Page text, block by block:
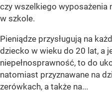
czy wszelkiego wyposażenia
w szkole.
Pieniądze przysługują na
dziecko w wieku do 20 lat, a
niepełnosprawność, to do
natomiast przyznawane na
zerówkach, a także na...